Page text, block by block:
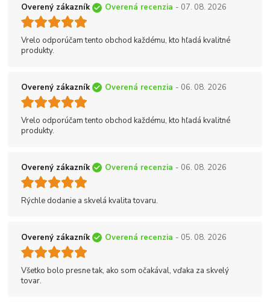
Overený zákazník Overená recenzia - 07. 08. 2026
Vrelo odporúčam tento obchod každému, kto hľadá kvalitné
produkty.
Overený zákazník Overená recenzia - 06. 08. 2026
Vrelo odporúčam tento obchod každému, kto hľadá kvalitné
produkty.
Overený zákazník Overená recenzia - 06. 08. 2026
Rýchle dodanie a skvelá kvalita tovaru.
Overený zákazník Overená recenzia - 05. 08. 2026
Všetko bolo presne tak, ako som očakával, vďaka za skvelý
tovar.